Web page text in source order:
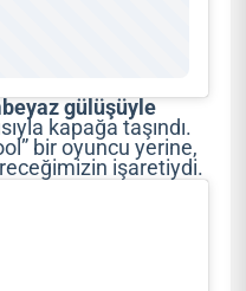
gülüşüyle
kapağa taşındı.
bir oyuncu yerine,
işaretiydi.